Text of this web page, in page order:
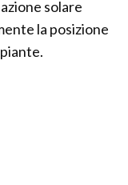
solare
la posizione